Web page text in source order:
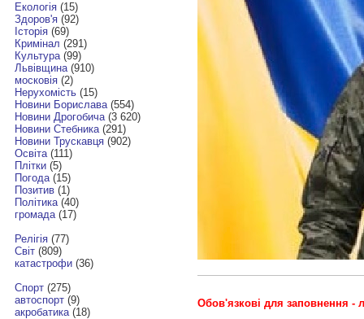
Екологія(15)
Здоров'я(92)
Історія(69)
Кримінал (291)
Культура(99)
Львівщина(910)
московія(2)
Нерухомість(15)
Новини Борислава(554)
Новини Дрогобича(3 620)
Новини Стебника(291)
Новини Трускавця(902)
Освіта(111)
Плітки(5)
Погода(15)
Позитив(1)
Політика(40)
громада(17)
Релігія(77)
Світ(809)
катастрофи(36)
Спорт(275)
автоспорт(9)
акробатика(18)
Обов'язкові для заповнення -